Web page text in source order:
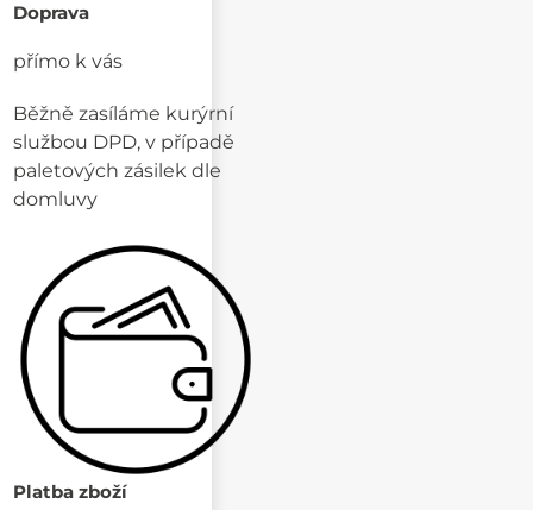
Doprava
přímo k vás
Běžně zasíláme kurýrní
službou DPD, v případě
paletových zásilek dle
domluvy
Platba zboží